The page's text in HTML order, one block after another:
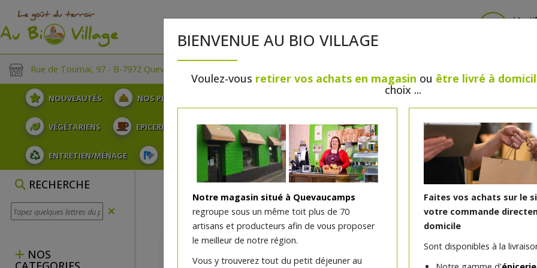
Rue de Tournai, 97 - B-7972 Quevaucamps
NOUVEAUTÉS NOS PLATEAUX
VÉGÉTARIENS EPICERIE PLATS TRAITEUR BOULANGERIE / PÂTISSERIE SANS GLUTEN, SANS
ENTRETIEN/MÉNAGE SOINS ET HYGIÈNE DU CORPS BEAUTÉ HUILES ESSENTIELLES MAISON
RECHERCHE
NOS
BIENVENUE AU BIO VILLAGE
Voulez-vous retirer vos achats en magasin ou être livré à
choix ...
Notre magasin situé à Quevaucamps
regroupe sous un même toit plus de 70
artisans et producteurs afin de vous proposer
le meilleur de notre région.
Vous y trouverez tout du petit déjeuner au
Faites vos achats sur le
votre commande
domicile
Sont disponibles à la
Yaourt entier nature
Vandelannoitte